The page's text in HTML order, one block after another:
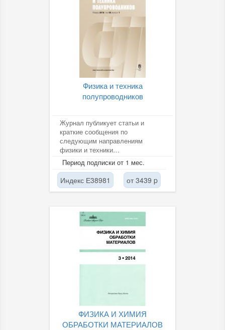
Физика и техника
полупроводников
Журнал публикует статьи и
краткие сообщения по
следующим направлениям
физики и техники
полупроводников: аморфные
полупроводники, микро- и...
Период подписки от 1 мес.
Индекс Е38981 от 3439 p
ФИЗИКА И ХИМИЯ
ОБРАБОТКИ МАТЕРИАЛОВ